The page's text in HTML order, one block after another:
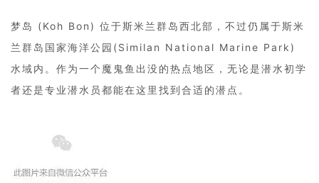
梦岛 (Koh Bon) 位于斯米兰群岛西北部，不过仍属于斯米
兰群岛国家海洋公园(Similan National Marine Park)
水域内。作为一个魔鬼鱼出没的热点地区，无论是潜水初学
者还是专业潜水员都能在这里找到合适的潜点。